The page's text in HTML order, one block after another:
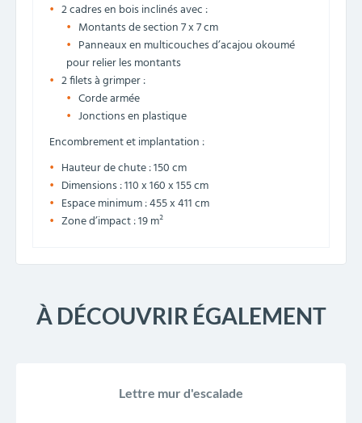
2 cadres en bois inclinés avec :
Montants de section 7 x 7 cm
Panneaux en multicouches d’acajou okoumé
pour relier les montants
2 filets à grimper :
Corde armée
Jonctions en plastique
Encombrement et implantation :
Hauteur de chute : 150 cm
Dimensions : 110 x 160 x 155 cm
Espace minimum : 455 x 411 cm
Zone d’impact : 19 m²
À DÉCOUVRIR ÉGALEMENT
Lettre mur d'escalade